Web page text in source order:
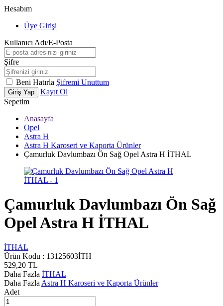
Hesabım
Üye Girişi
Kullanıcı Adı/E-Posta
Şifre
Beni Hatırla Şifremi Unuttum
Giriş Yap
Kayıt Ol
Sepetim
Anasayfa
Opel
Astra H
Astra H Karoseri ve Kaporta Ürünler
Çamurluk Davlumbazı Ön Sağ Opel Astra H İTHAL
Çamurluk Davlumbazı Ön Sağ
Opel Astra H İTHAL
İTHAL
Ürün Kodu : 13125603İTH
529,20 TL
Daha Fazla İTHAL
Daha Fazla Astra H Karoseri ve Kaporta Ürünler
Adet